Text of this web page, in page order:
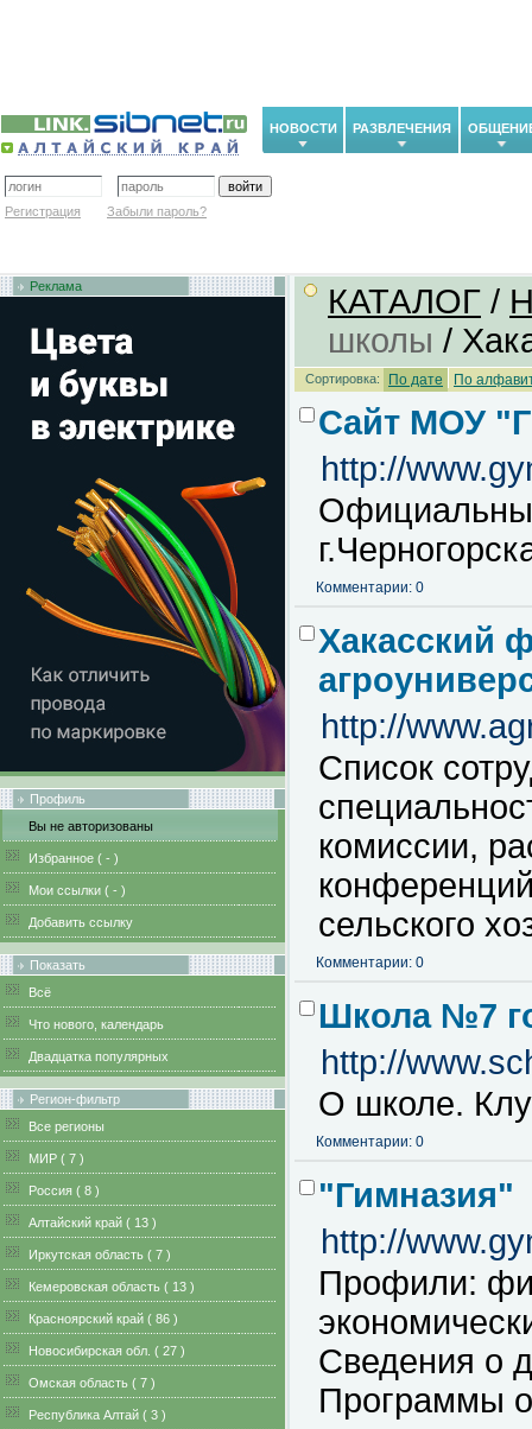
НОВОСТИ РАЗВЛЕЧЕНИЯ
Регистрация Забыли пароль?
Реклама
Профиль
Вы не авторизованы
Избранное ( - )
Мои ссылки ( - )
Добавить ссылку
Показать
Всё
Что нового, календарь
Двадцатка популярных
Регион-фильтр
Все регионы
MИР ( 7 )
Pоссия ( 8 )
Алтайский край ( 13 )
Иркутская область ( 7 )
Кемеровская область ( 13 )
Красноярский край ( 86 )
Новосибирская обл. ( 27 )
Омская область ( 7 )
Республика Алтай ( 3 )
КАТАЛОГ /
школы /
Сортировка: По дате По
Сайт МОУ
http://
Комментарии: 0
Хакасский
http://
Список
комиссии,
сельского
Комментарии: 0
Школа №7
http://
О школе.
Комментарии: 0
"Гимназия"
http://
Профили:
Сведения о
Программы